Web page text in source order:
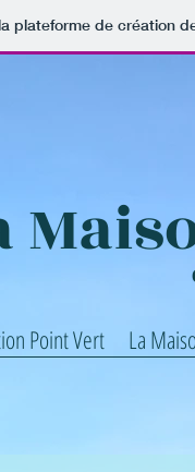
plateforme de création
Point Vert La